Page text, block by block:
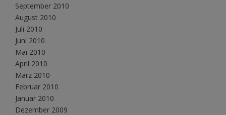
September 2010
August 2010
Juli 2010
Juni 2010
Mai 2010
April 2010
März 2010
Februar 2010
Januar 2010
Dezember 2009